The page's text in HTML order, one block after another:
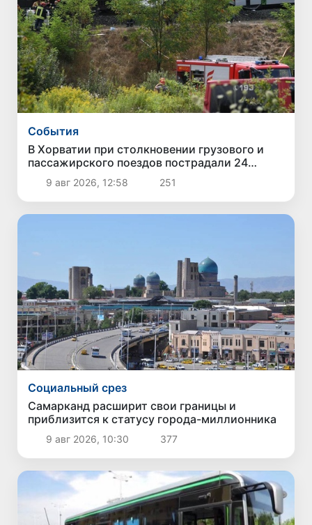
Cобытия
В Хорватии при столкновении грузового и
пассажирского поездов пострадали 24
человека
9 авг 2026, 12:58 251
Социальный срез
Самарканд расширит свои границы и
приблизится к статусу города-миллионника
9 авг 2026, 10:30 377